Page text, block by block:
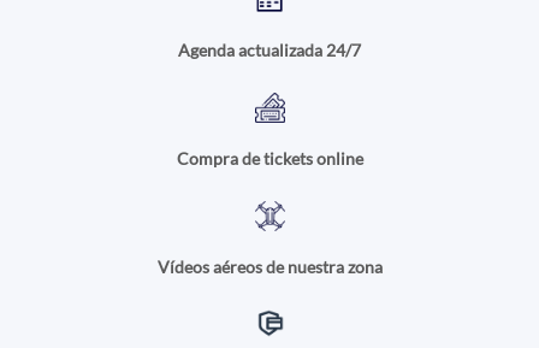
Agenda actualizada 24/7
Compra de tickets online
Vídeos aéreos de nuestra zona